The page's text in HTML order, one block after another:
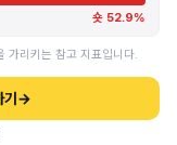
숏 52.9%
가리키는 참고 지표입니다.
→